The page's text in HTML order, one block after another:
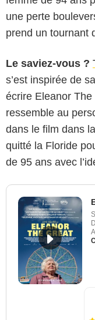
une perte
prend un tournant
Le saviez-vous ?
s’est inspirée de
écrire Eleanor
ressemble au
dans le film dans
quitté la Floride
de 95 ans avec